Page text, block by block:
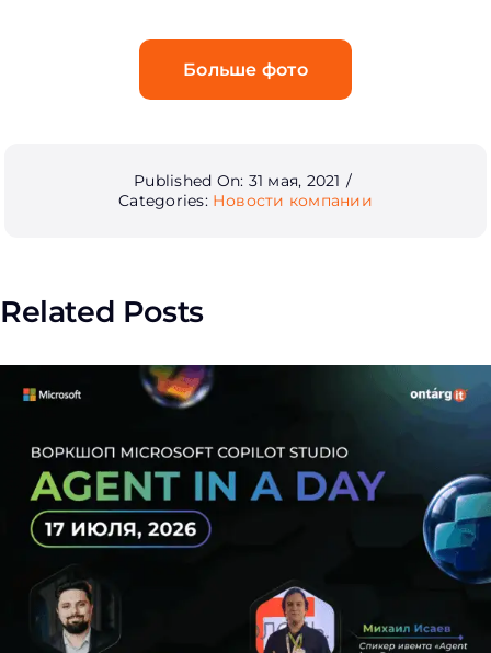
Больше фото
Published On: 31 мая, 2021 /
Categories: Новости компании
Related Posts